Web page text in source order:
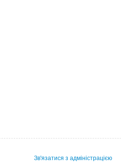
Зв'язатися з адміністрацією